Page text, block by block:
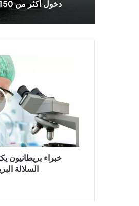
جديدة
السلالة
البريطانية
تثير
خبراء بريطانيون
السلالة